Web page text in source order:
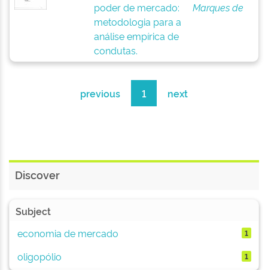
poder de mercado:
metodologia para a
análise empírica de
condutas.
Marques de
previous 1 next
Discover
Subject
economia de mercado
1
oligopólio 1